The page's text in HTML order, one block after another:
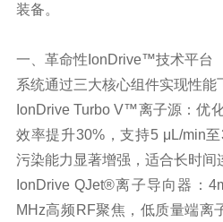
装备。
一、革命性IonDrive™技术平台
系统通过三大核心组件实现性能
IonDrive Turbo V™离子源：优
效率提升30%，支持5 μL/min
污染能力显著增强，适合长时间
IonDrive QJet®离子导向器：
MHz高频RF聚焦，低质量端离